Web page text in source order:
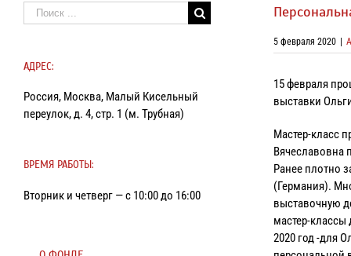
5 февраля 2020
15 февраля
выставки
Мастер-класс
Вячеславовна
Ранее плотно
(Германия).
выставочную
мастер-классы
2020 год -для
Результат
поиска:
АДРЕС:
Россия, Москва, Малый Кисельный
переулок, д. 4, стр. 1 (м. Трубная)
ВРЕМЯ РАБОТЫ:
Вторник и четверг — с 10:00 до 16:00